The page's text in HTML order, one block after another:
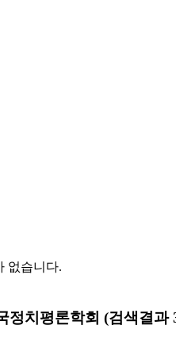
없습니다.
정치평론학회 (검색결과